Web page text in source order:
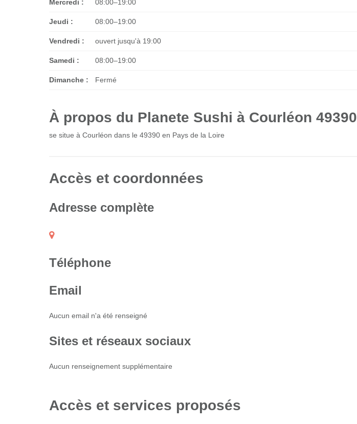
Mercredi : 08:00–19:00
Jeudi : 08:00–19:00
Vendredi : ouvert jusqu'à 19:00
Samedi : 08:00–19:00
Dimanche : Fermé
À propos du Planete Sushi à Courléon 49390
se situe à Courléon dans le 49390 en Pays de la Loire
Accès et coordonnées
Adresse complète
Téléphone
Email
Aucun email n'a été renseigné
Sites et réseaux sociaux
Aucun renseignement supplémentaire
Accès et services proposés